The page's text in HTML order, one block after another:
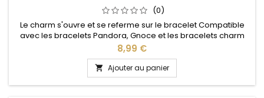
(0)
Le charm s'ouvre et se referme sur le bracelet Compatible
avec les bracelets Pandora, Gnoce et les bracelets charm
de notre site idéal pour : Noël, Saint Valentin, anniversaire,
anniversaire de mariage
Prix
8,99 €
 Ajouter au panier